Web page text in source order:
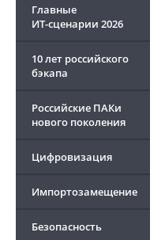
Главные
ИТ-сценарии 2026
10 лет российского
бэкапа
Российские ПАКи
нового поколения
Цифровизация
Импортозамещение
Безопасность